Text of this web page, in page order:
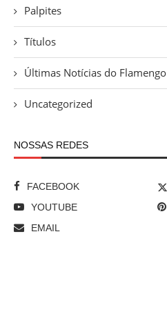
Palpites
Títulos
Últimas Notícias do Flamengo
Uncategorized
NOSSAS REDES
FACEBOOK
YOUTUBE
EMAIL